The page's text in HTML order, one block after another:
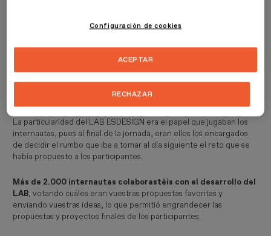
Durante 4 días, 16 estudiantes de diferentes masters de ESDESIGN
mundo del diseño comoLo Siento,Vasava,Alejandro
Kings of Mambo,Berta Segura
Lung, con el objetivo de desarrollar un proyecto de diseño que
ofreciera una solución a un problema detectado en la prensa de
actualidad que encontraron el primer día encima de las mesas.
La particularidad del LAB ESDESIGN era el papel que jugaban los
internautas, pues al final de la jornada, eran ellos los encargados
de decidir el rumbo que iba a tomar al día siguiente el reto que se
había propuesto a los participantes.
Más de 2.000 internautas colaborastéis con el desarrollo del
LAB, votando cuáles eran vuestras propuestas favoritas y
enviando vuestras ideas, lo que permitió engrandecer las
propuestas y proyectos finales de los participantes.
Configuración de cookies
RECHAZAR
ACEPTAR